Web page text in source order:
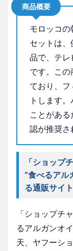
商品概要
モロッコ
セットは
品で、テレ
です。こ
ており、フ
トします
ことがあ
認が推奨さ
「ショップ
“食べるアル
る通販サイ
「ショップチ
るアルガンオ
天、ヤフーシ